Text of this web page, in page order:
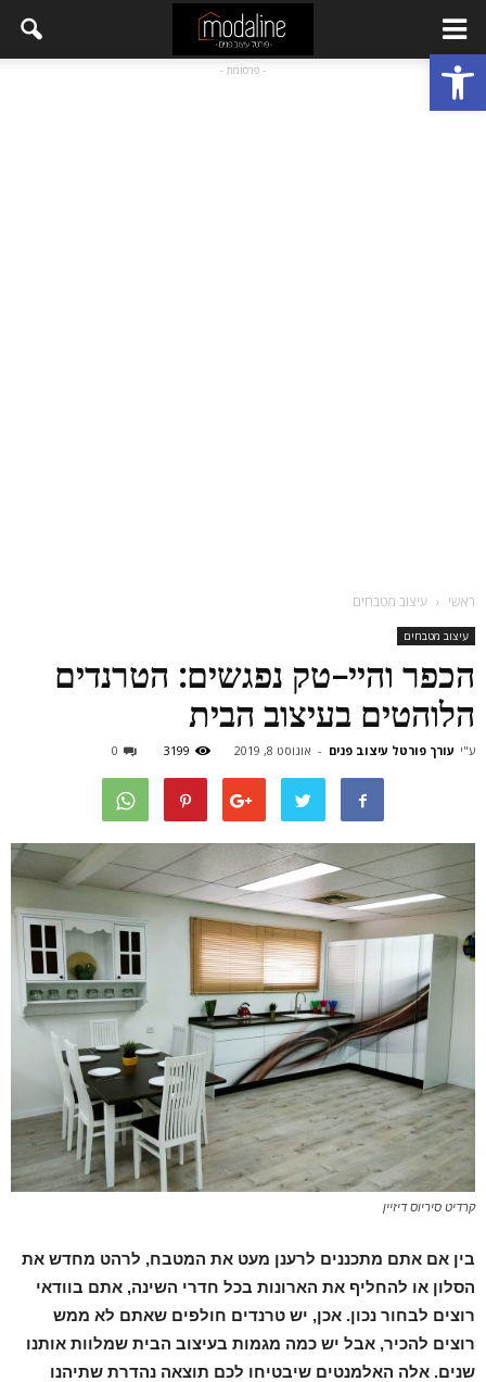
פתח סרגל נגישות - פרסומת -
ראשי עיצוב מטבחים
עיצוב מטבחים
הכפר והיי-טק נפגשים: הטרנדים
הלוהטים בעיצוב הבית
ע"י עורך פורטל עיצוב פנים - אוגוסט 8, 2019 3199
0
קרדיט סיריוס דיזיין
בין אם אתם מתכננים לרענן מעט את המטבח, לרהט מחדש את
הסלון או להחליף את הארונות בכל חדרי השינה, אתם בוודאי
רוצים לבחור נכון. אכן, יש טרנדים חולפים שאתם לא ממש
רוצים להכיר, אבל יש כמה מגמות בעיצוב הבית שמלוות אותנו
שנים. אלה האלמנטים שיבטיחו לכם תוצאה נהדרת שתיהנו